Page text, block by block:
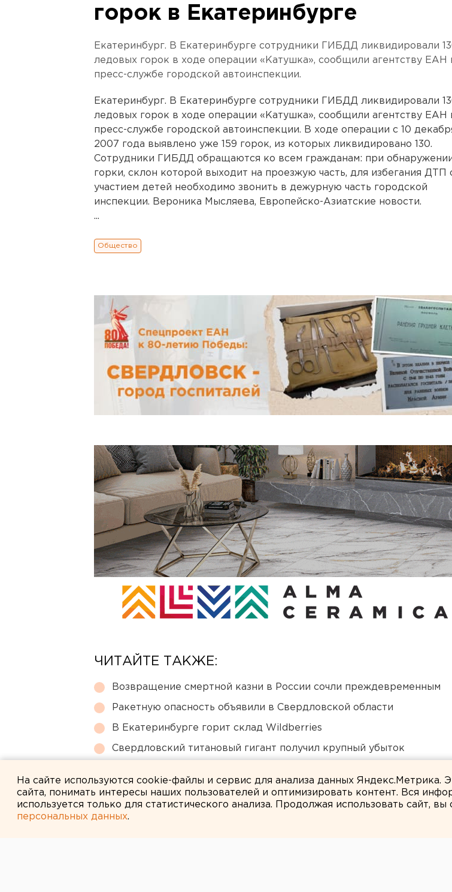
горок в Екатеринбурге
Екатеринбург. В Екатеринбурге сотрудники ГИБДД ликвидировали
ледовых горок в ходе операции «Катушка», сообщили агентству ЕАН
пресс-службе городской автоинспекции.
Екатеринбург. В Екатеринбурге сотрудники ГИБДД ликвидировали
ледовых горок в ходе операции «Катушка», сообщили агентству ЕАН
пресс-службе городской автоинспекции. В ходе операции с 10
2007 года выявлено уже 159 горок, из которых ликвидировано 130.
Сотрудники ГИБДД обращаются ко всем гражданам: при
горки, склон которой выходит на проезжую часть, для избегания ДТП
участием детей необходимо звонить в дежурную часть городской
инспекции. Вероника Мысляева, Европейско-Азиатские новости.
...
Общество
ЧИТАЙТЕ ТАКЖЕ:
Возвращение смертной казни в России сочли преждевременным
Ракетную опасность объявили в Свердловской области
В Екатеринбурге горит склад Wildberries
Свердловский титановый гигант получил крупный убыток
На сайте используются cookie-файлы и сервис для анализа данных Яндекс.Метрика.
сайта, понимать интересы наших пользователей и оптимизировать контент. Вся
используется только для статистического анализа. Продолжая использовать сайт,
персональных данных.